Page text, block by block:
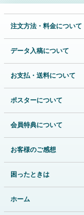
注文方法・料金について
データ入稿について
お支払・送料について
ポスターについて
会員特典について
お客様のご感想
困ったときは
ホーム